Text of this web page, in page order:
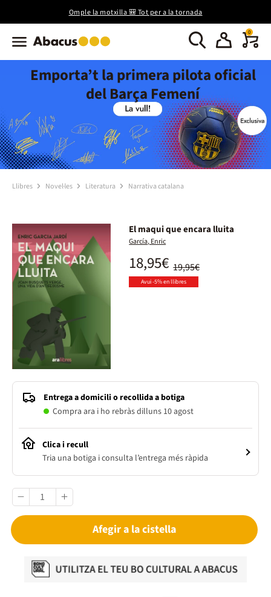
Omple la motxilla 🎒 Tot per a la tornada
0
Emporta’t la primera pilota oficial
del Barça Femení
Llibres Novel·les Literatura Narrativa catalana
El maqui que encara lluita
García, Enric
19,95€
18,95€
Avui -5% en llibres
Entrega a domicili o recollida a botiga
Compra ara i ho rebràs dilluns 10 agost
Clica i recull
Tria una botiga i consulta l’entrega més ràpida
Afegir a la cistella